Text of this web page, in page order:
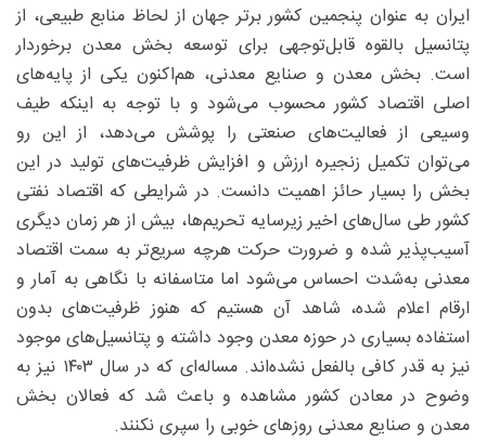
ایران به عنوان پنجمین کشور برتر جهان از لحاظ منابع طبیعی، از
پتانسیل بالقوه‌ قابل‌توجهی برای توسعه بخش معدن برخوردار
است. بخش معدن و صنایع معدنی، هم‌اکنون یکی از پایه‌های
اصلی اقتصاد کشور محسوب می‌شود و با توجه به اینکه طیف
وسیعی از فعالیت‌های صنعتی را پوشش می‌دهد، از این رو
می‌توان تکمیل زنجیره ارزش و افزایش ظرفیت‌های تولید در این
بخش را بسیار حائز اهمیت دانست. در شرایطی که اقتصاد نفتی
کشور طی سال‌های اخیر زیرسایه تحریم‌ها، بیش از هر زمان دیگری
آسیب‌پذیر شده و ضرورت حرکت هرچه سریع‌تر به سمت اقتصاد
معدنی به‌شدت احساس می‌شود اما متاسفانه با نگاهی به آمار و
ارقام اعلام شده، شاهد آن هستیم که هنوز ظرفیت‌های بدون
استفاده بسیاری در حوزه معدن وجود داشته و پتانسیل‌های موجود
نیز به قدر کافی بالفعل نشده‌اند. مساله‌ای که در سال ۱۴۰۳ نیز به
وضوح در معادن کشور مشاهده و باعث شد که فعالان بخش
معدن و صنایع معدنی روزهای خوبی را سپری نکنند.